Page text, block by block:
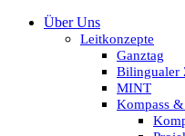
Über Uns
Leitkonzepte
Ganztag
Bilingualer
MINT
Kompass